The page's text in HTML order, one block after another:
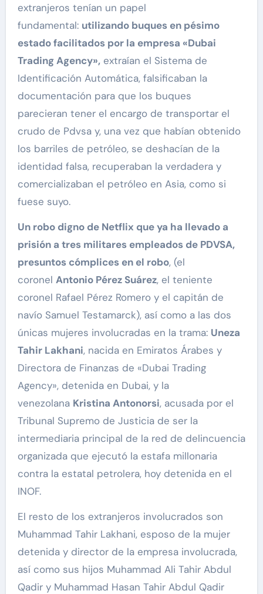
extranjeros tenían un papel
fundamental: utilizando buques en pésimo
estado facilitados por la empresa «Dubai
Trading Agency»,extraían el Sistema de
Identificación Automática, falsificaban la
documentación para que los buques
parecieran tener el encargo de transportar el
crudo de Pdvsa y, una vez que habían obtenido
los barriles de petróleo, se deshacían de la
identidad falsa, recuperaban la verdadera y
comercializaban el petróleo en Asia, como si
fuese suyo.
Un robo digno de Netflix que ya ha llevado a
prisión a tres militares empleados de PDVSA,
presuntos cómplices en el robo, (el
coronel Antonio Pérez Suárez, el teniente
coronel Rafael Pérez Romero y el capitán de
navío Samuel Testamarck), así como a las dos
únicas mujeres involucradas en la trama: Uneza
Tahir Lakhani, nacida en Emiratos Árabes y
Directora de Finanzas de «Dubai Trading
Agency», detenida en Dubai, y la
venezolana Kristina Antonorsi, acusada por el
Tribunal Supremo de Justicia de ser la
intermediaria principal de la red de delincuencia
organizada que ejecutó la estafa millonaria
contra la estatal petrolera, hoy detenida en el
INOF.
El resto de los extranjeros involucrados son
Muhammad Tahir Lakhani, esposo de la mujer
detenida y director de la empresa involucrada,
así como sus hijos Muhammad Ali Tahir Abdul
Qadir y Muhammad Hasan Tahir Abdul Qadir